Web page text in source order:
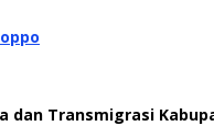
dan Transmigrasi